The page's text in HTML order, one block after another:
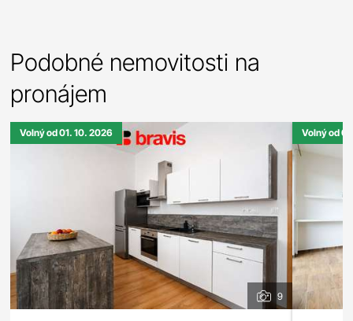
Podobné nemovitosti na
pronájem
Volný od 01. 10. 2026
9
Volný od